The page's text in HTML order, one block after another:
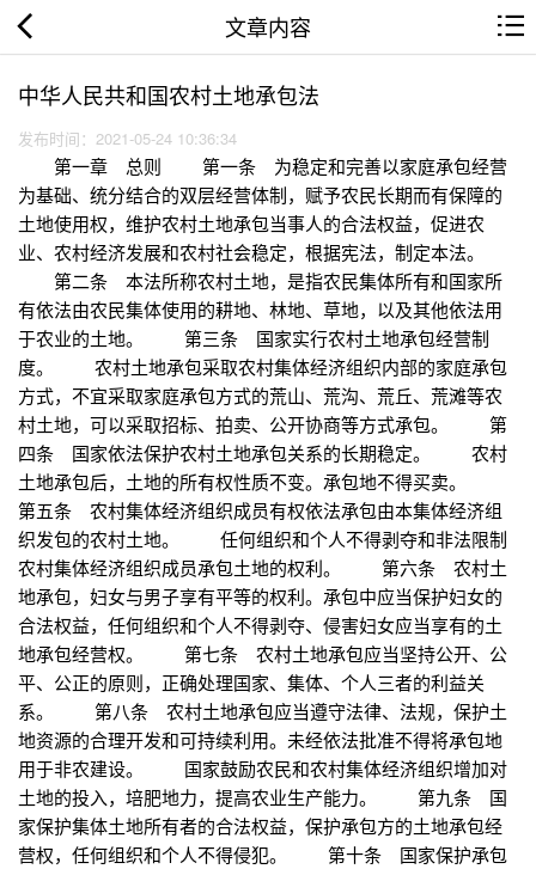
文章内容
中华人民共和国农村土地承包法
发布时间：2021-05-24 10:36:34
第一章 总则 第一条 为稳定和完善以家庭承包经营
为基础、统分结合的双层经营体制，赋予农民长期而有保障的
土地使用权，维护农村土地承包当事人的合法权益，促进农
业、农村经济发展和农村社会稳定，根据宪法，制定本法。
第二条 本法所称农村土地，是指农民集体所有和国家所
有依法由农民集体使用的耕地、林地、草地，以及其他依法用
于农业的土地。 第三条 国家实行农村土地承包经营制
度。 农村土地承包采取农村集体经济组织内部的家庭承包
方式，不宜采取家庭承包方式的荒山、荒沟、荒丘、荒滩等农
村土地，可以采取招标、拍卖、公开协商等方式承包。 第
四条 国家依法保护农村土地承包关系的长期稳定。 农村
土地承包后，土地的所有权性质不变。承包地不得买卖。
第五条 农村集体经济组织成员有权依法承包由本集体经济组
织发包的农村土地。 任何组织和个人不得剥夺和非法限制
农村集体经济组织成员承包土地的权利。 第六条 农村土
地承包，妇女与男子享有平等的权利。承包中应当保护妇女的
合法权益，任何组织和个人不得剥夺、侵害妇女应当享有的土
地承包经营权。 第七条 农村土地承包应当坚持公开、公
平、公正的原则，正确处理国家、集体、个人三者的利益关
系。 第八条 农村土地承包应当遵守法律、法规，保护土
地资源的合理开发和可持续利用。未经依法批准不得将承包地
用于非农建设。 国家鼓励农民和农村集体经济组织增加对
土地的投入，培肥地力，提高农业生产能力。 第九条 国
家保护集体土地所有者的合法权益，保护承包方的土地承包经
营权，任何组织和个人不得侵犯。 第十条 国家保护承包